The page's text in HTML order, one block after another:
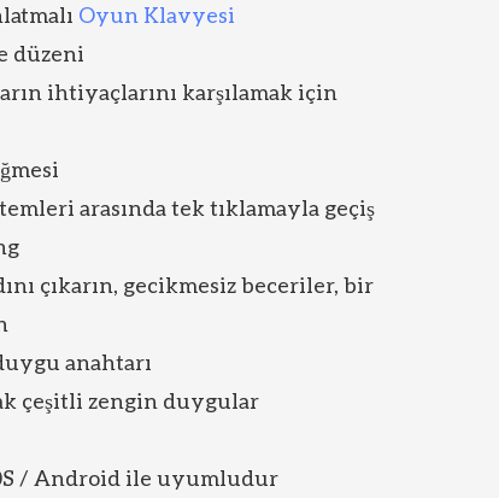
Oyun Klavyesi
düzeni
ihtiyaçlarını karşılamak için
arasında tek tıklamayla geçiş
çıkarın, gecikmesiz beceriler, bir
anahtarı
çeşitli zengin duygular
/ Android ile uyumludur